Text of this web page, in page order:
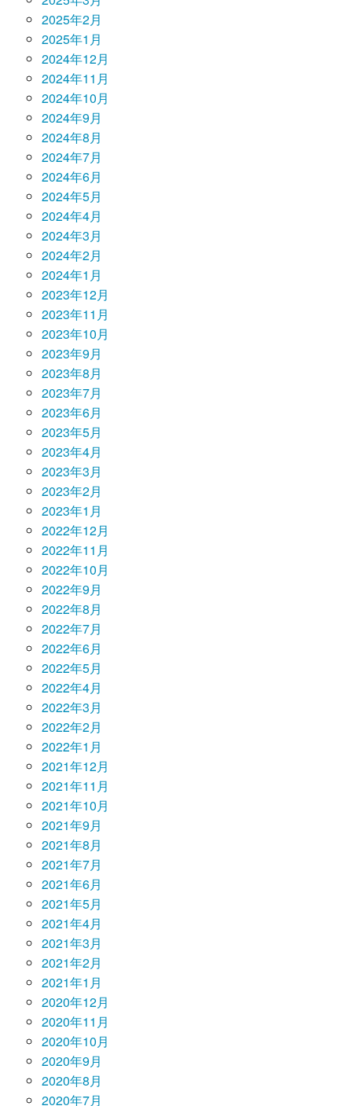
2025年2月
2025年1月
2024年12月
2024年11月
2024年10月
2024年9月
2024年8月
2024年7月
2024年6月
2024年5月
2024年4月
2024年3月
2024年2月
2024年1月
2023年12月
2023年11月
2023年10月
2023年9月
2023年8月
2023年7月
2023年6月
2023年5月
2023年4月
2023年3月
2023年2月
2023年1月
2022年12月
2022年11月
2022年10月
2022年9月
2022年8月
2022年7月
2022年6月
2022年5月
2022年4月
2022年3月
2022年2月
2022年1月
2021年12月
2021年11月
2021年10月
2021年9月
2021年8月
2021年7月
2021年6月
2021年5月
2021年4月
2021年3月
2021年2月
2021年1月
2020年12月
2020年11月
2020年10月
2020年9月
2020年8月
2020年7月